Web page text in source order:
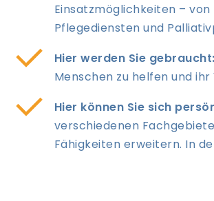
Einsatzmöglichkeiten –
Pflegediensten und
Hier werden Sie gebraucht:
Menschen zu helfen und
Hier können Sie sich
verschiedenen
Fähigkeiten erweitern. In